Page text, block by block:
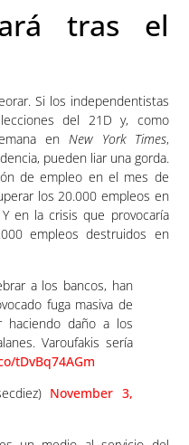
tras el
Si los independentistas
del 21D y, como
en New York Times,
pueden liar una gorda.
de empleo en el mes de
los 20.000 empleos en
en la crisis que provocaría
empleos destruidos en
a los bancos, han
fuga masiva de
haciendo daño a los
Varoufakis sería
tDvBq74AGm
November 3,